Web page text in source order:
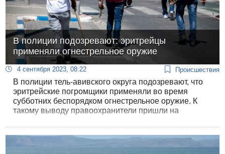
В полиции подозревают: эритрейцы
применяли огнестрельное оружие
4 сентября 2023, 08:22 Происшествия
В полиции тель-авивского округа подозревают, что
эритрейские погромщики применяли во время
субботних беспорядком огнестрельное оружие. К
такому выводу правоохранители пришли на
огнестрельными ранениями в больнице «Ихилов»
(их 15) и зафиксированным применением боевых
патронов полицейскими.